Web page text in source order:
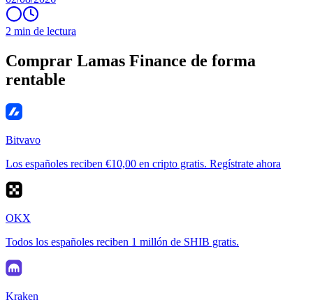
2 min de lectura
Comprar Lamas Finance de forma
rentable
Bitvavo
Los españoles reciben €10,00 en cripto gratis. Regístrate ahora
OKX
Todos los españoles reciben 1 millón de SHIB gratis.
Kraken